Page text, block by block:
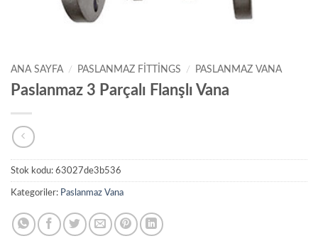
ANA SAYFA / PASLANMAZ FITTINGS / PASLANMAZ VANA
Paslanmaz 3 Parçalı Flanşlı Vana
Stok kodu: 63027de3b536
Kategoriler: Paslanmaz Vana